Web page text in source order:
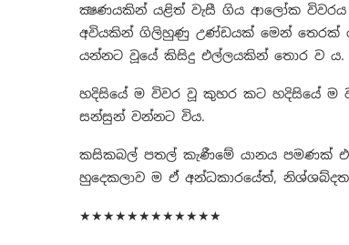
ක්‍ෂණයකින් යළිත් වැසී ගිය ආලෝක විවරය
අවියකින් ගිලිහුණු උණ්ඩයක් මෙන් තෙරක්
යන්නට වූයේ කිසිදු එල්ලයකින් තොර ව ය.
හදිසියේ ම විවර වූ කුහර කට හදිසියේ ම
සන්සුන් වන්නට විය.
කසිකබල් පතල් කැණීමේ යානය පමණක්
හුදෙකලාව ම ඒ අන්ධකාරයේත්,
★★★★★★★★★★★★